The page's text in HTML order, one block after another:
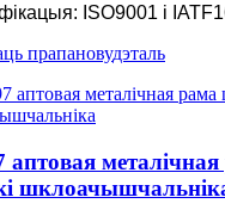
ISO9001 і
прапановудэталь
аптовая